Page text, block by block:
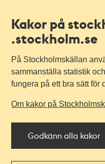
Kakor på
.stockholm.se
På Stockholmskällan
sammanställa statistik
fungera på ett bra sätt för
Om kakor på
Godkänn alla kakor